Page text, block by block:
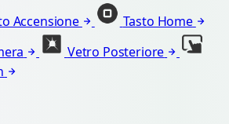
Accensione
Tasto Home
Vetro Posteriore